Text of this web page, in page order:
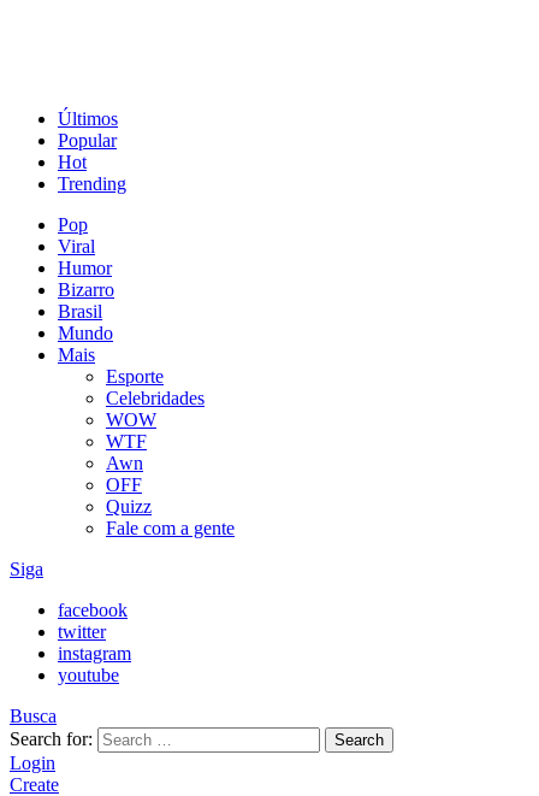
Últimos
Popular
Hot
Trending
Pop
Viral
Humor
Bizarro
Brasil
Mundo
Mais
Esporte
Celebridades
WOW
WTF
Awn
OFF
Quizz
Fale com a gente
Siga
facebook
twitter
instagram
youtube
Busca
Search for:
Search
Login
Create